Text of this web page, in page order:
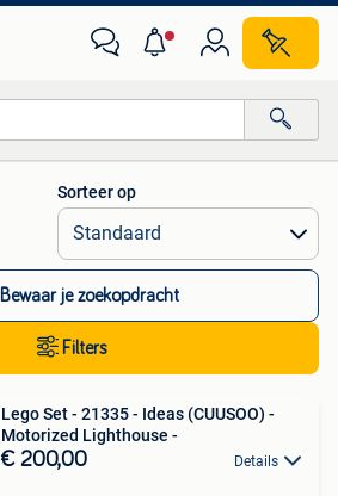
Alle afstanden…
Sorteer op
Bewaar je zoekopdracht
Filters
Lego Set - 21335 - Ideas (CUUSOO) -
Motorized Lighthouse -
€ 200,00 Details